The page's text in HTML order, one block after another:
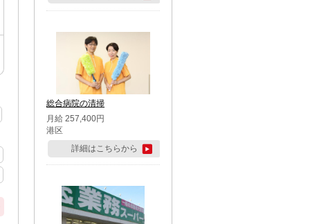
総合病院の清掃
月給 257,400円
港区
詳細はこちらから